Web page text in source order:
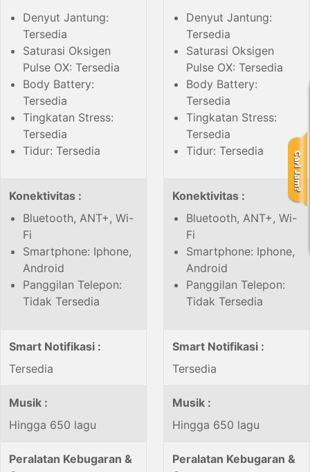
Denyut Jantung:
Tersedia
Saturasi Oksigen
Pulse OX: Tersedia
Body Battery:
Tersedia
Tingkatan Stress:
Tersedia
Tidur: Tersedia
Denyut Jantung:
Tersedia
Saturasi Oksigen
Pulse OX: Tersedia
Body Battery:
Tersedia
Tingkatan Stress:
Tersedia
Tidur: Tersedia
Konektivitas :
Bluetooth, ANT+, Wi-
Fi
Smartphone: Iphone,
Android
Panggilan Telepon:
Tidak Tersedia
Konektivitas :
Bluetooth, ANT+, Wi-
Fi
Smartphone: Iphone,
Android
Panggilan Telepon:
Tidak Tersedia
Smart Notifikasi :
Tersedia
Smart Notifikasi :
Tersedia
Musik :
Hingga 650 lagu
Musik :
Hingga 650 lagu
Peralatan Kebugaran &
Peralatan Kebugaran &